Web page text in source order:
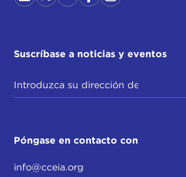
Suscríbase a noticias y eventos
Póngase en contacto con
info@cceia.org